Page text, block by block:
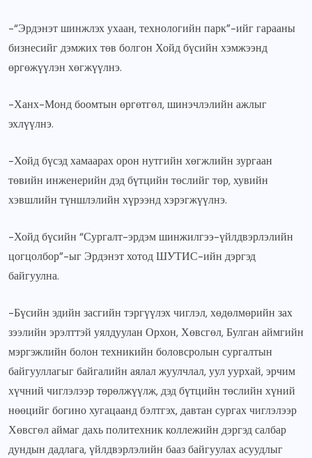
-“Эрдэнэт шинжлэх ухаан, технологийн парк”-ийг гарааны
бизнесийг дэмжих төв болгон Хойд бүсийн хэмжээнд
өргөжүүлэн хөгжүүлнэ.
-Ханх-Монд боомтын өргөтгөл, шинэчлэлийн ажлыг
эхлүүлнэ.
-Хойд бүсэд хамаарах орон нутгийн хөгжлийн зургаан
төвийн инженерийн дэд бүтцийн төслийг төр, хувийн
хэвшлийн түншлэлийн хүрээнд хэрэгжүүлнэ.
-Хойд бүсийн “Сургалт-эрдэм шинжилгээ-үйлдвэрлэлийн
цогцолбор”-ыг Эрдэнэт хотод ШУТИС-ийн дэргэд
байгуулна.
-Бүсийн эдийн засгийн тэргүүлэх чиглэл, хөдөлмөрийн зах
зээлийн эрэлттэй уялдуулан Орхон, Хөвсгөл, Булган аймгийн
мэргэжлийн болон техникийн боловсролын сургалтын
байгууллагыг байгалийн аялал жуулчлал, уул уурхай, эрчим
хүчний чиглэлээр төрөлжүүлж, дэд бүтцийн төслийн хүний
нөөцийг богино хугацаанд бэлтгэх, давтан сургах чиглэлээр
Хөвсгөл аймаг дахь политехник коллежийн дэргэд салбар
дундын дадлага, үйлдвэрлэлийн бааз байгуулах асуудлыг